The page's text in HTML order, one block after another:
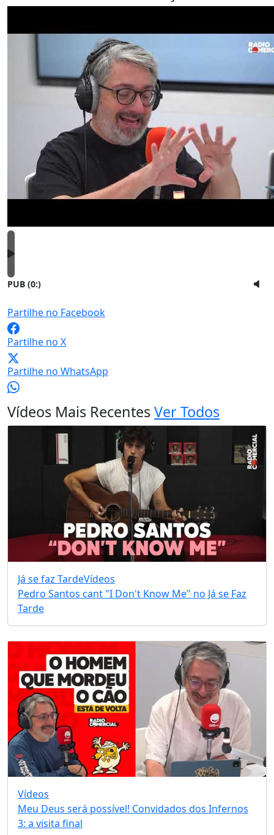
PUB (0:)
Partilhe no Facebook
Partilhe no X
Partilhe no WhatsApp
Vídeos Mais RecentesVer Todos
Já se faz TardeVídeos
Pedro Santos cant "I Don't Know Me" no Já se Faz
Tarde
Vídeos
Meu Deus será possível! Convidados dos Infernos
3: a visita final